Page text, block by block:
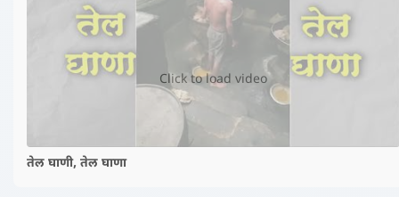
▶️
Click to load video
तेल घाणी, तेल घाणा